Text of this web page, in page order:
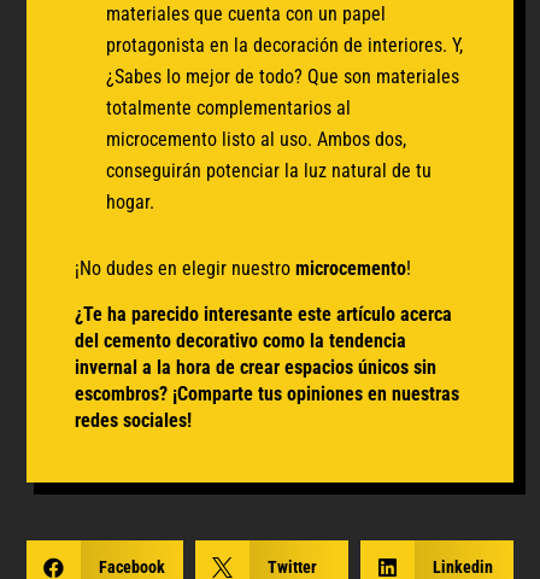
materiales que cuenta con un papel
protagonista en la decoración de interiores. Y,
¿Sabes lo mejor de todo? Que son materiales
totalmente complementarios al
microcemento listo al uso. Ambos dos,
conseguirán potenciar la luz natural de tu
hogar.
¡No dudes en elegir nuestromicrocemento!
¿Te ha parecido interesante este artículo acerca
del cemento decorativo como la tendencia
invernal a la hora de crear espacios únicos sin
escombros? ¡Comparte tus opiniones en nuestras
redes sociales!
 Facebook  Twitter  Linkedin